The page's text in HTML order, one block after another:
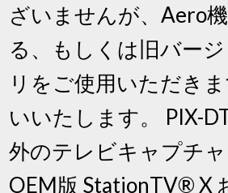
ざいませんが、Aero
る、もしくは旧バー
リをご使用いただき
いいたします。 PIX-
外のテレビキャプチャ
OEM版 StationTV® X